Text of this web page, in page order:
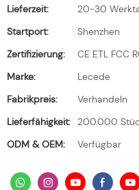
Lieferzeit:
20-30
Startport:
Shenzhen
Zertifizierung:
CE ETL FCC
Marke:
Lecede
Fabrikpreis:
Verhandeln
Lieferfähigkeit:
200.000
ODM & OEM:
Verfügbar